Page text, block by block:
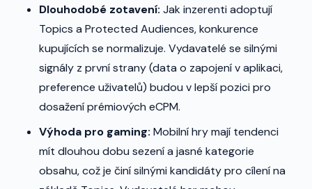
Dlouhodobé zotavení: Jak inzerenti adoptují
Topics a Protected Audiences, konkurence
kupujících se normalizuje. Vydavatelé se silnými
signály z první strany (data o zapojení v aplikaci,
preference uživatelů) budou v lepší pozici pro
dosažení prémiových eCPM.
Výhoda pro gaming: Mobilní hry mají tendenci
mít dlouhou dobu sezení a jasné kategorie
obsahu, což je činí silnými kandidáty pro cílení na